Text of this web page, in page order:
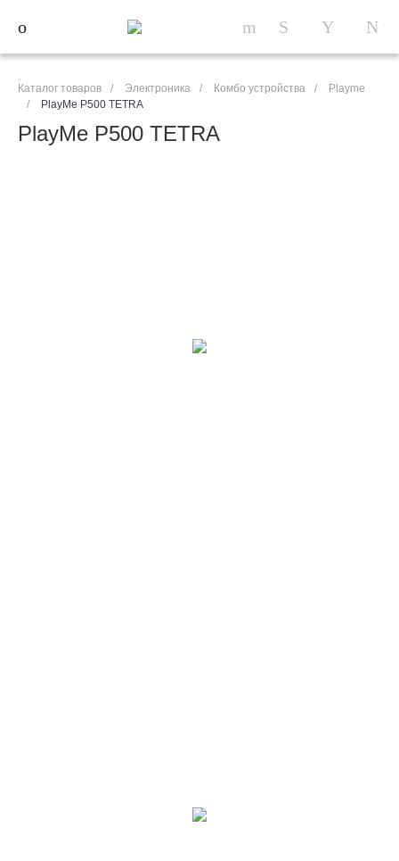
Каталог товаров / Электроника / Комбо устройства /
Playme
/
PlayMe P500 TETRA
PlayMe P500 TETRA